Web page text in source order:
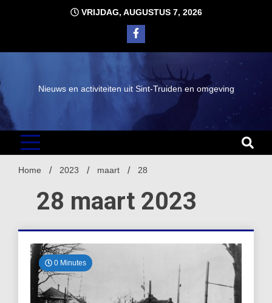
VRIJDAG, AUGUSTUS 7, 2026
Nieuws en activiteiten uit Sint-Truiden en omgeving
Home 2023 maart 28
28 maart 2023
0 Minutes